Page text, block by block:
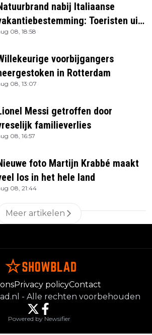
nabij Italiaanse
Toeristen uit
gehaald
08, 18:58
voorbijgangers
in Rotterdam
08, 13:07
Messi getroffen door
familieverlies
08, 16:57
foto Martijn Krabbé maakt
los in het hele land
08, 21:44
Meer artikelen
Privacy policyContact
- Alle rechten voorbehouden
Powered by Newsifier